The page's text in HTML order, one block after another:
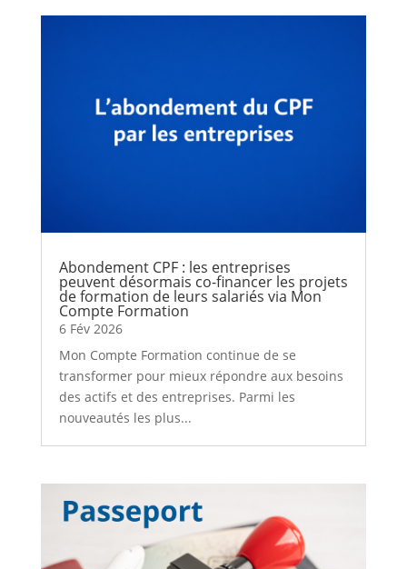
Abondement CPF : les entreprises
peuvent désormais co-financer les projets
de formation de leurs salariés via Mon
Compte Formation
6 Fév 2026
Mon Compte Formation continue de se
transformer pour mieux répondre aux besoins
des actifs et des entreprises. Parmi les
nouveautés les plus...